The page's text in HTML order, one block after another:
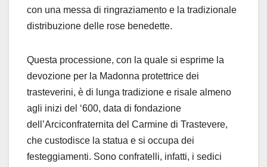
con una messa di ringraziamento e la tradizionale
distribuzione delle rose benedette.
Questa processione, con la quale si esprime la
devozione per la Madonna protettrice dei
trasteverini, è di lunga tradizione e risale almeno
agli inizi del ‘600, data di fondazione
dell’Arciconfraternita del Carmine di Trastevere,
che custodisce la statua e si occupa dei
festeggiamenti. Sono confratelli, infatti, i sedici